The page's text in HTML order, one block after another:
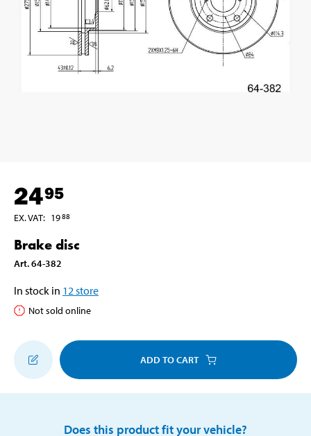
2495
EX. VAT: 1988
Brake disc
Art.64-382
In stock in 12 store
Not sold online
ADD TO CART
Does this product fit your vehicle?